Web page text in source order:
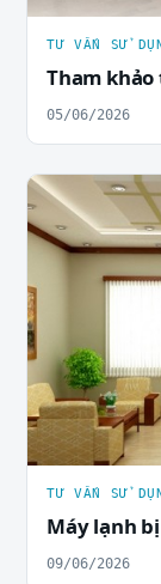
TƯ VẤN SỬ
Tham
05/06/2026
TƯ VẤN SỬ
Máy lạnh
09/06/2026